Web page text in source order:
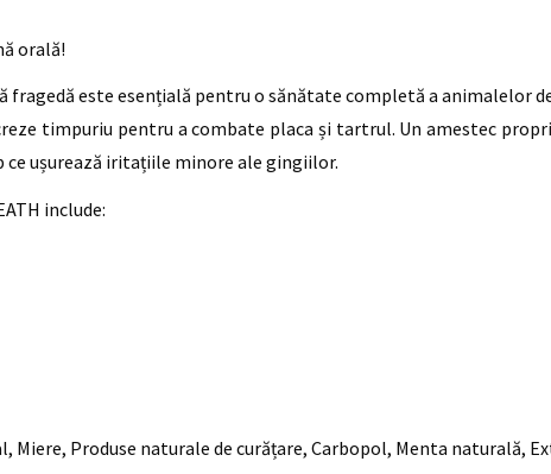
orală!
fragedă este esențială pentru o sănătate completă a animalelor
timpuriu pentru a combate placa și tartrul. Un amestec
ușurează iritațiile minore ale gingiilor.
include:
Produse naturale de curățare, Carbopol, Menta naturală,